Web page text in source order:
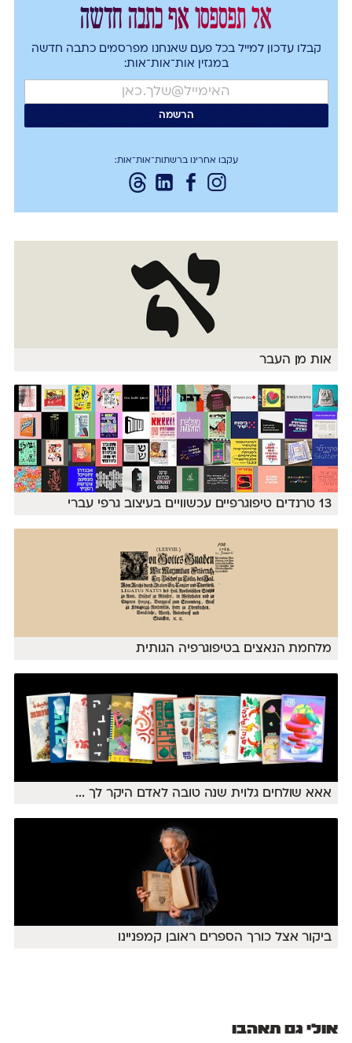
אל תפספסו אף כתבה חדשה
קבלו עדכון למייל בכל פעם שאנחנו מפרסמים כתבה חדשה
במגזין אות־אות־אות:
עקבו אחרינו ברשתות־אות־אות:
אות מן העבר
13 טרנדים טיפוגרפיים עכשוויים בעיצוב גרפי עברי
מלחמת הנאצים בטיפוגרפיה הגותית
אאא שולחים גלוית שנה טובה לאדם היקר לך ...
ביקור אצל כורך הספרים ראובן קמפניינו
אולי גם תאהבו